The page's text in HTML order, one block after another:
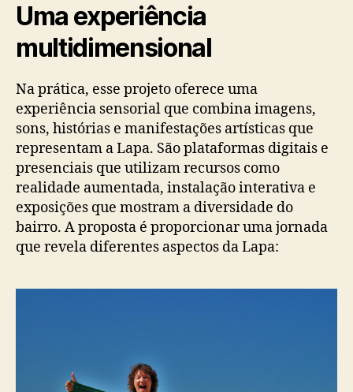
Uma experiência
multidimensional
Na prática, esse projeto oferece uma
experiência sensorial que combina imagens,
sons, histórias e manifestações artísticas que
representam a Lapa. São plataformas digitais e
presenciais que utilizam recursos como
realidade aumentada, instalação interativa e
exposições que mostram a diversidade do
bairro. A proposta é proporcionar uma jornada
que revela diferentes aspectos da Lapa: